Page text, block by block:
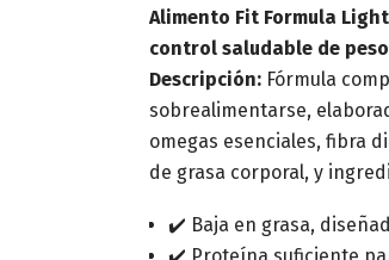
Alimento Fit Formula
control saludable de peso
Descripción: Fórmula
sobrealimentarse,
omegas esenciales, fibra
de grasa corporal, y
✔️ Baja en grasa,